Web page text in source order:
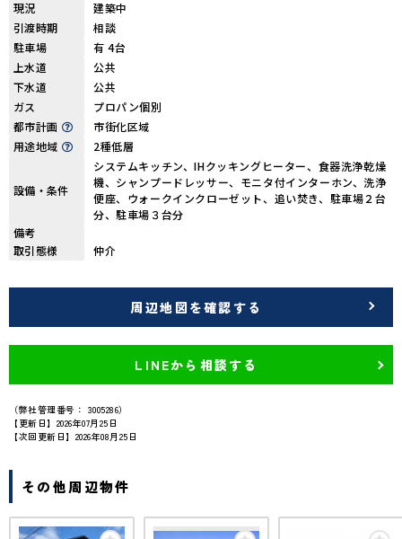
現況
建築中
引渡時期
相談
駐車場
有 4台
上水道
公共
下水道
公共
ガス
プロパン個別
都市計画
市街化区域
用途地域
2種低層
設備・条件
システムキッチン、IHクッキングヒーター、食器洗浄乾燥
機、シャンプードレッサー、モニタ付インターホン、洗浄
便座、ウォークインクローゼット、追い焚き、駐車場２台
分、駐車場３台分
備考
取引態様
仲介
周辺地図を確認する
LINEから相談する
（弊社管理番号： 3005286）
【更新日】2026年07月25日
【次回更新日】2026年08月25日
その他周辺物件